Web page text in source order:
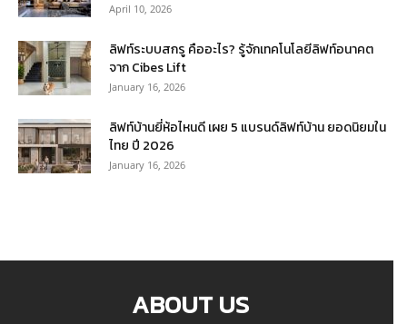
April 10, 2026
ลิฟท์ระบบสกรู คืออะไร? รู้จักเทคโนโลยีลิฟท์อนาคต
จาก Cibes Lift
January 16, 2026
ลิฟท์บ้านยี่ห้อไหนดี เผย 5 แบรนด์ลิฟท์บ้าน ยอดนิยมใน
ไทย ปี 2026
January 16, 2026
ABOUT US